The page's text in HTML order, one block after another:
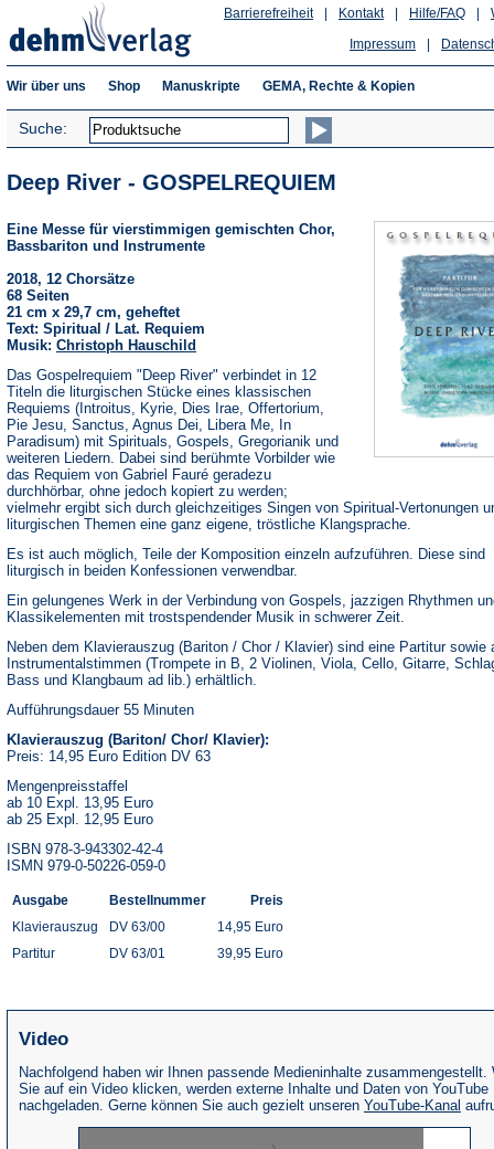
Hilfe/FAQ
Kontakt
Barrierefreiheit
Impressum
Wir über uns Shop Manuskripte GEMA, Rechte & Kopien
Suche:
Deep River - GOSPELREQUIEM
Eine Messe für vierstimmigen gemischten Chor,
Bassbariton und Instrumente
2018, 12 Chorsätze
68 Seiten
21 cm x 29,7 cm, geheftet
Text: Spiritual / Lat. Requiem
Musik: Christoph Hauschild
Das Gospelrequiem "Deep River" verbindet in 12
Titeln die liturgischen Stücke eines klassischen
Requiems (Introitus, Kyrie, Dies Irae, Offertorium,
Pie Jesu, Sanctus, Agnus Dei, Libera Me, In
Paradisum) mit Spirituals, Gospels, Gregorianik und
weiteren Liedern. Dabei sind berühmte Vorbilder wie
das Requiem von Gabriel Fauré geradezu
durchhörbar, ohne jedoch kopiert zu werden;
vielmehr ergibt sich durch gleichzeitiges Singen von Spiritual-Vertonungen
liturgischen Themen eine ganz eigene, tröstliche Klangsprache.
Es ist auch möglich, Teile der Komposition einzeln aufzuführen. Diese sind
liturgisch in beiden Konfessionen verwendbar.
Ein gelungenes Werk in der Verbindung von Gospels, jazzigen Rhythmen
Klassikelementen mit trostspendender Musik in schwerer Zeit.
Neben dem Klavierauszug (Bariton / Chor / Klavier) sind eine Partitur sowie
Instrumentalstimmen (Trompete in B, 2 Violinen, Viola, Cello, Gitarre,
Bass und Klangbaum ad lib.) erhältlich.
Aufführungsdauer 55 Minuten
Klavierauszug (Bariton/ Chor/ Klavier):
Preis: 14,95 Euro Edition DV 63
Mengenpreisstaffel
ab 10 Expl. 13,95 Euro
ab 25 Expl. 12,95 Euro
ISBN 978-3-943302-42-4
ISMN 979-0-50226-059-0
Ausgabe Bestellnummer
Preis
Klavierauszug
DV 63/00
14,95 Euro
Partitur
DV 63/01 39,95 Euro
Video
Nachfolgend haben wir Ihnen passende Medieninhalte zusammengestellt.
Sie auf ein Video klicken, werden externe Inhalte und Daten von YouTube
nachgeladen. Gerne können Sie auch gezielt unseren YouTube-Kanal